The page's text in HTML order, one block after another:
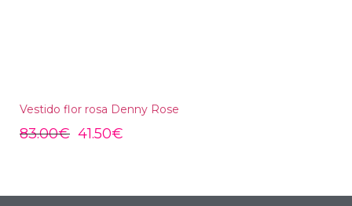
Vestido flor rosa Denny Rose
83.00€ 41.50€